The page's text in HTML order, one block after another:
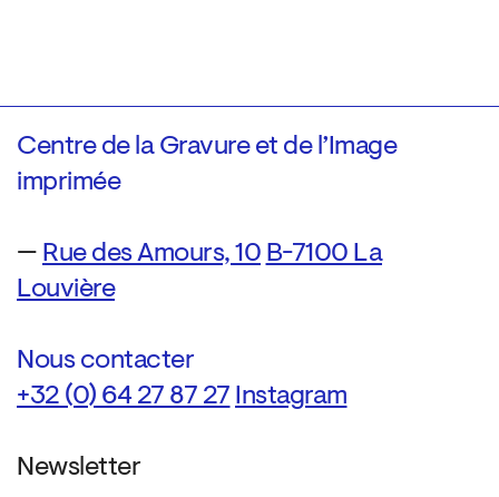
Centre de la Gravure et de l’Image
imprimée
— Rue des Amours, 10 B-7100 La
Louvière
Nous contacter
+32 (0) 64 27 87 27 Instagram
Newsletter